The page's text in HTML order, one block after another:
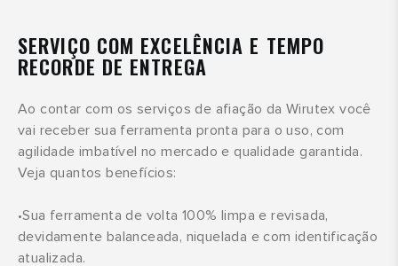
SERVIÇO COM EXCELÊNCIA E TEMPO
RECORDE DE ENTREGA
Ao contar com os serviços de afiação da Wirutex você
vai receber sua ferramenta pronta para o uso, com
agilidade imbatível no mercado e qualidade garantida.
Veja quantos benefícios:
•Sua ferramenta de volta 100% limpa e revisada,
devidamente balanceada, niquelada e com identificação
atualizada.